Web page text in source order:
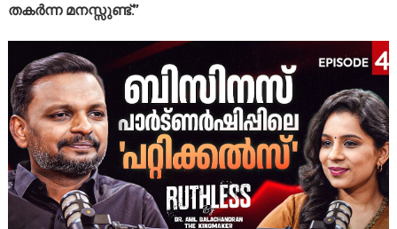
തകർന്ന മനസ്സുണ്ട്.”